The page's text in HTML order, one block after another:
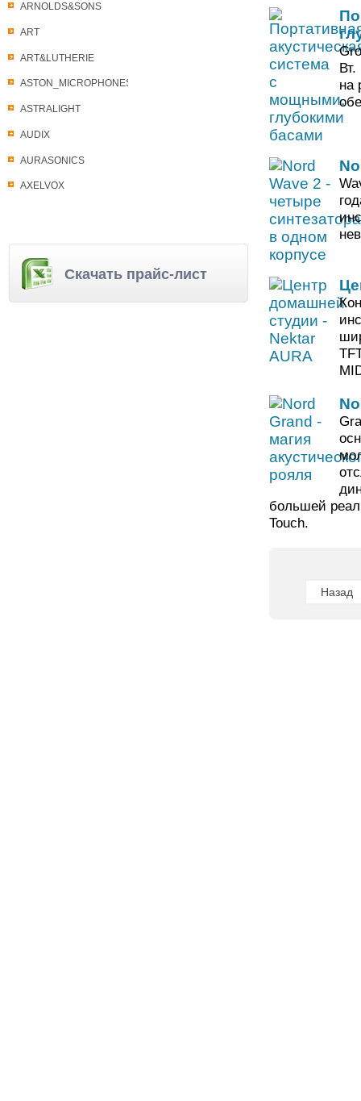
ARNOLDS&SONS
ART
ART&LUTHERIE
ASTON_MICROPHONES
ASTRALIGHT
AUDIX
AURASONICS
AXELVOX
Скачать прайс-лист
на
большей
Touch.
Назад